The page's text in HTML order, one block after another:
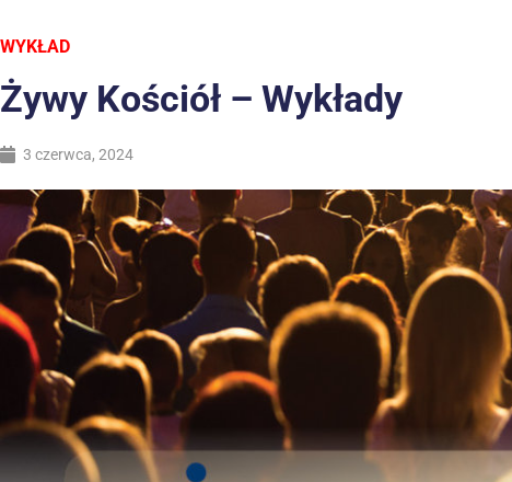
WYKŁAD
Żywy Kościół – Wykłady
3 czerwca, 2024